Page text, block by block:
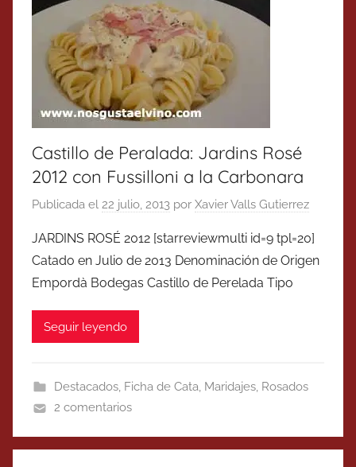
Castillo de Peralada: Jardins Rosé
2012 con Fussilloni a la Carbonara
Publicada el 22 julio, 2013 por Xavier Valls Gutierrez
JARDINS ROSÉ 2012 [starreviewmulti id=9 tpl=20]
Catado en Julio de 2013 Denominación de Origen
Empordà Bodegas Castillo de Perelada Tipo
Seguir leyendo
Destacados, Ficha de Cata, Maridajes, Rosados
2 comentarios